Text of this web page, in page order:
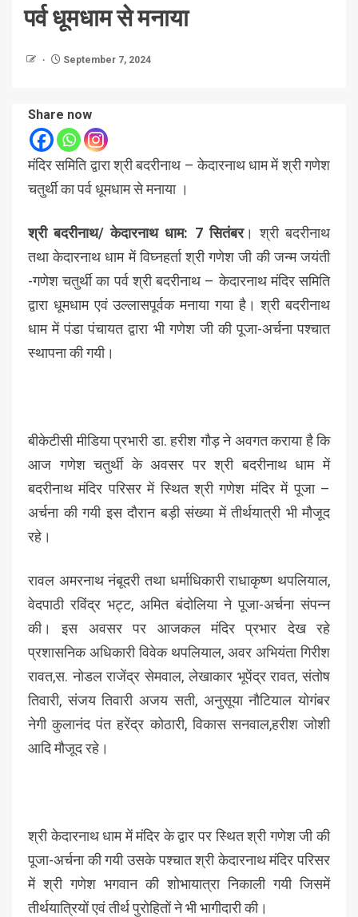
पर्व धूमधाम से मनाया
September 7, 2024
Share now
मंदिर समिति द्वारा श्री बदरीनाथ – केदारनाथ धाम में श्री गणेश
चतुर्थी का पर्व धूमधाम से मनाया ।
श्री बदरीनाथ/ केदारनाथ धाम: 7 सितंबर। श्री बदरीनाथ
तथा केदारनाथ धाम में विघ्नहर्ता श्री गणेश जी की जन्म जयंती
-गणेश चतुर्थी का पर्व श्री बदरीनाथ – केदारनाथ मंदिर समिति
द्वारा धूमधाम एवं उल्लासपूर्वक मनाया गया है। श्री बदरीनाथ
धाम में पंडा पंचायत द्वारा भी गणेश जी की पूजा-अर्चना पश्चात
स्थापना की‌ गयी।
बीकेटीसी मीडिया प्रभारी डा. हरीश गौड़ ने अवगत कराया है कि
आज गणेश चतुर्थी के अवसर पर श्री बदरीनाथ धाम में
बदरीनाथ मंदिर परिसर में स्थित श्री गणेश मंदिर में पूजा –
अर्चना की गयी इस दौरान बड़ी संख्या में तीर्थयात्री भी मौजूद
रहे।
रावल अमरनाथ नंबूदरी तथा धर्माधिकारी राधाकृष्ण थपलियाल,
वेदपाठी रविंद्र भट्ट, अमित बंदोलिया ने पूजा-अर्चना संपन्न
की। इस अवसर पर आजकल मंदिर प्रभार देख रहे
प्रशासनिक अधिकारी विवेक थपलियाल, अवर अभियंता गिरीश
रावत,स. नोडल राजेंद्र सेमवाल, लेखाकार भूपेंद्र रावत, संतोष
तिवारी, संजय तिवारी अजय सती, अनुसूया नौटियाल योगंबर
नेगी कुलानंद पंत हरेंद्र कोठारी, विकास सनवाल,हरीश जोशी
आदि मौजूद रहे।
श्री केदारनाथ धाम में मंदिर के द्वार पर स्थित श्री गणेश जी की
पूजा-अर्चना की गयी उसके पश्चात श्री केदारनाथ मंदिर परिसर
में श्री गणेश भगवान की शोभायात्रा निकाली गयी जिसमें
तीर्थयात्रियों एवं तीर्थ पुरोहितों ने भी भागीदारी की।